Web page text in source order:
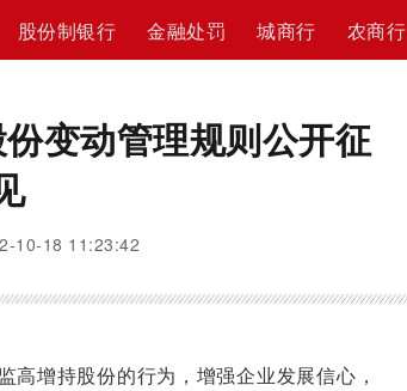
股份制银行 金融处罚 城商行 农商行
变动管理规则公开征
10-18 11:23:42
增持股份的行为，增强企业发展信心，